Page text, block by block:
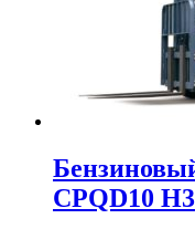
CPQD10 H3